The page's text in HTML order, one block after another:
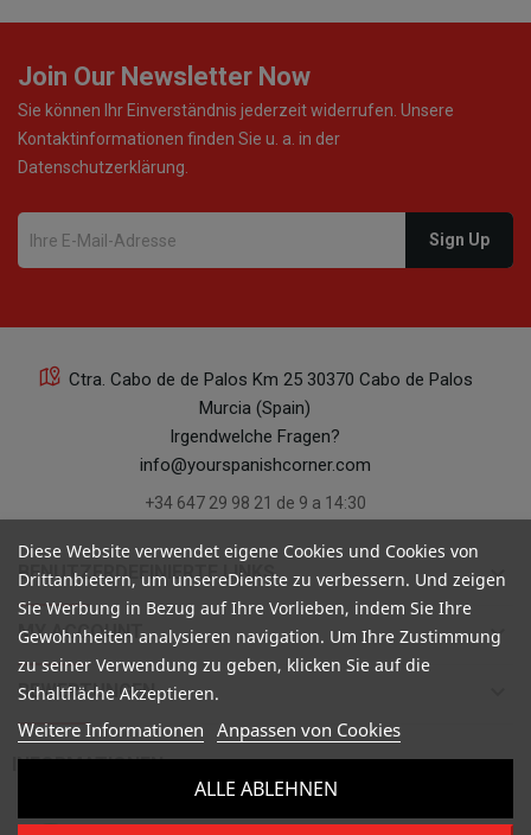
Join Our Newsletter Now
Sie können Ihr Einverständnis jederzeit widerrufen. Unsere
Kontaktinformationen finden Sie u. a. in der
Datenschutzerklärung.
Ctra. Cabo de de Palos Km 25 30370 Cabo de Palos
Murcia (Spain)
Irgendwelche Fragen?
info@yourspanishcorner.com
+34 647 29 98 21 de 9 a 14:30
BENUTZERDEFINIERTE LINKS keyboard_arrow_down
MY ACCOUNT keyboard_arrow_down
BEWERTUNGEN
INFORMATIONEN 
Diese Website verwendet eigene Cookies und Cookies von
Drittanbietern, um unsereDienste zu verbessern. Und zeigen
Sie Werbung in Bezug auf Ihre Vorlieben, indem Sie Ihre
Gewohnheiten analysieren navigation. Um Ihre Zustimmung
zu seiner Verwendung zu geben, klicken Sie auf die
Schaltfläche Akzeptieren.
Weitere Informationen Anpassen von Cookies
ALLE ABLEHNEN